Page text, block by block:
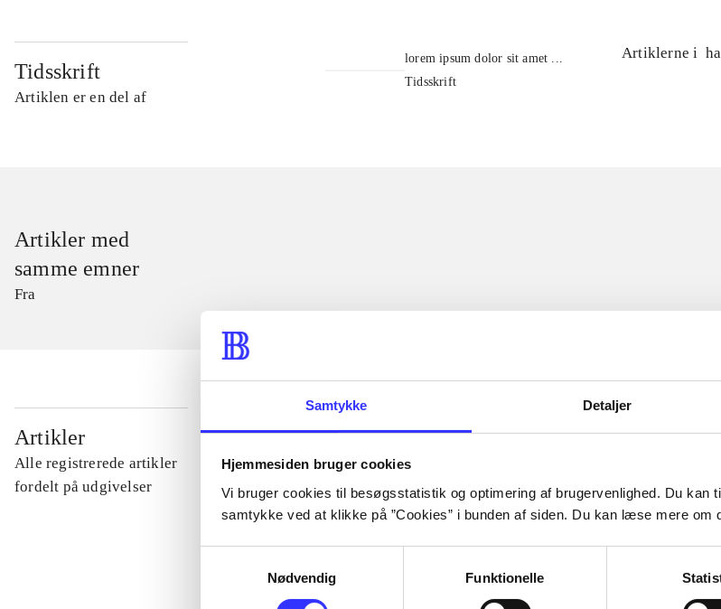
Samtykke Detaljer
Hjemmesiden bruger cookies
Vi bruger cookies til besøgsstatistik og optimering af brugervenlighed. Du
samtykke ved at klikke på ”Cookies” i bunden af siden. Du kan læse mere om
Nødvendig
Funktionelle
Tidsskrift
Artiklen er en del af
lorem ipsum dolor sit amet ...
Tidsskrift
Artiklerne i
Artikler med
samme emner
Fra
Artikler
Alle registrerede artikler
fordelt på udgivelser
...